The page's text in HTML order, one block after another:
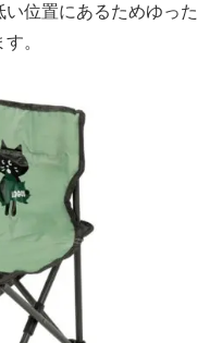
位置にあるためゆった
。